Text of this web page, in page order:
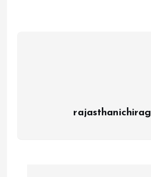
rajasthanichirag